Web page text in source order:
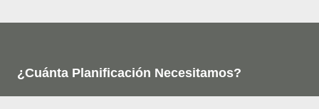
¿Cuánta Planificación Necesitamos?